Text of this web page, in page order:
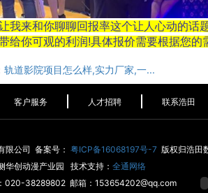
我来和你聊聊回报率这个让人心动的话
给你可观的利润!具体报价需要根据您的
轨道影院项目怎么样,实力厂家,一...
客户服务 人才招聘 联系浩田
限公司 备案号： 粤ICP备16068197号-7 版权归浩田
华创动漫产业园 技术支持： 全通网络
38289802 邮箱：153654202@qq.com